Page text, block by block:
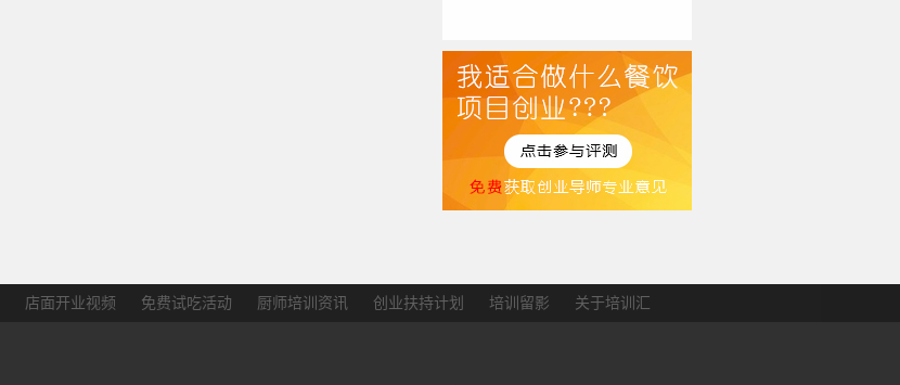
店面开业视频 免费试吃活动 厨师培训资讯 创业扶持计划 培训留影 关于培训汇